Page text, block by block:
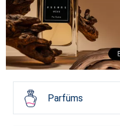
Parfüms